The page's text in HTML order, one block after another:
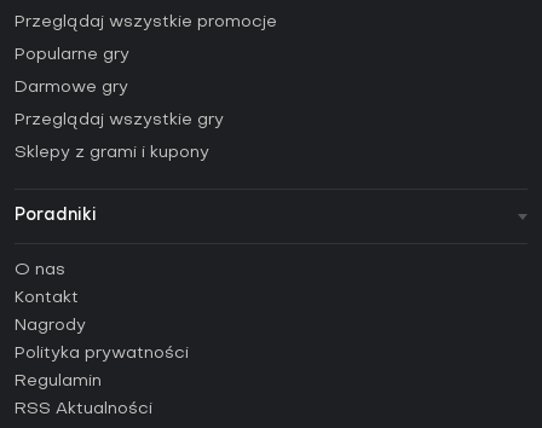
Przeglądaj wszystkie promocje
Popularne gry
Darmowe gry
Przeglądaj wszystkie gry
Sklepy z grami i kupony
Poradniki
Poradniki
Jak aktywować klucz Steam (CD Key)?
Jak aktywować klucz Epic Games (CD Key)?
Jak aktywować klucz GOG (CD Key)?
Jak aktywować klucz Ubisoft Connect (CD Key)?
O nas
Kontakt
Nagrody
Polityka prywatności
Regulamin
RSS Aktualności